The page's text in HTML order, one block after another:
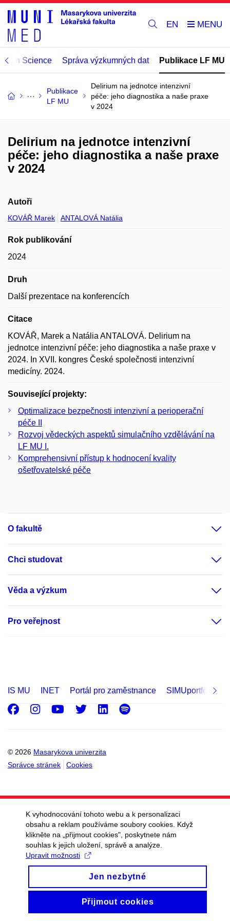
EN
Open Science Správa výzkumných dat Publikace LF MU
Publikace
LF MU
Delirium na jednotce intenzivní
péče: jeho diagnostika a naše praxe
v 2024
Delirium na jednotce intenzivní
péče: jeho diagnostika a naše praxe
v 2024
Autoři
KOVÁŘ Marek ANTALOVÁ Natália
Rok publikování
2024
Druh
Další prezentace na konferencích
Citace
KOVÁŘ, Marek a Natália ANTALOVÁ. Delirium na
jednotce intenzivní péče: jeho diagnostika a naše praxe v
2024. In XVII. kongres České společnosti intenzivní
medicíny. 2024.
Související projekty:
Optimalizace bezpečnosti intenzivní a perioperační
péče II
Rozvoj vědeckých aspektů simulačního vzdělávání na
LF MU I.
Komprehensivní přístup k hodnocení kvality
ošetřovatelské péče
O fakultě
Chci studovat
Věda a výzkum
Pro veřejnost
IS MU INET Portál pro zaměstnance SIMUportfolio
© 2026 Masarykova univerzita
Správce stránek
Cookies
Facebook
Instagram
Youtube
Twitter
LinkedIn
Spotify
K vyhodnocování tohoto webu a k personalizaci
obsahu a reklam používáme soubory cookies. Když
klikněte na „přijmout cookies", poskytnete nám
souhlas k jejich uložení, správě a analýze.
Upravit možnosti
Jen nezbytné
Přijmout cookies